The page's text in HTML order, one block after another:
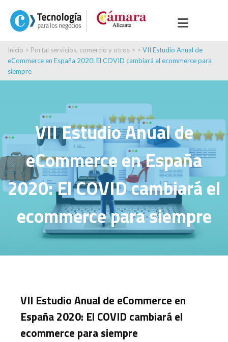
Inicio > Portal servicios, comercio y otros > > VII Estudio Anual de
eCommerce en España 2020: El COVID cambiará el ecommerce para
siempre
VII Estudio Anual de
eCommerce en España
2020: El COVID cambiará el
ecommerce para siempre
VII Estudio Anual de eCommerce en
España 2020: El COVID cambiará el
ecommerce para siempre